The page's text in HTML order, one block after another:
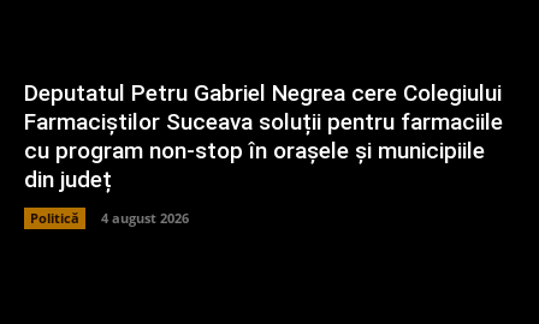
Deputatul Petru Gabriel Negrea cere Colegiului
Farmaciștilor Suceava soluții pentru farmaciile
cu program non-stop în orașele și municipiile
din județ
Politică 4 august 2026